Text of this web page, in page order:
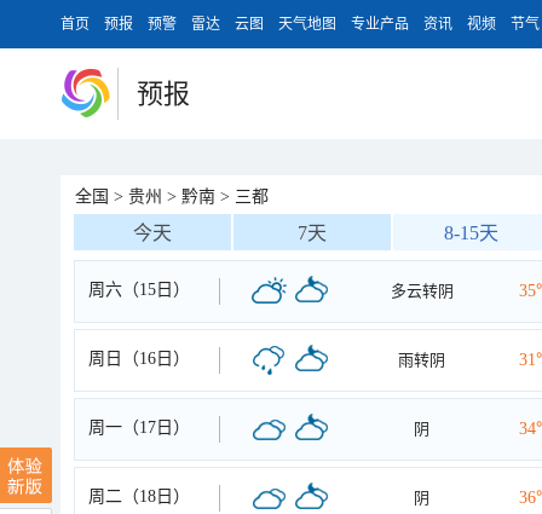
首页 预报 预警 雷达 云图 天气地图 专业产品 资讯 视频 节气
预报
全国 > 贵州 > 黔南 > 三都
今天 7天 8-15天
周六（15日） 多云转阴
周日（16日） 雨转阴
周一（17日） 阴
周二（18日） 阴